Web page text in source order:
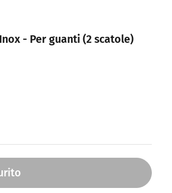
- Per guanti (2 scatole)